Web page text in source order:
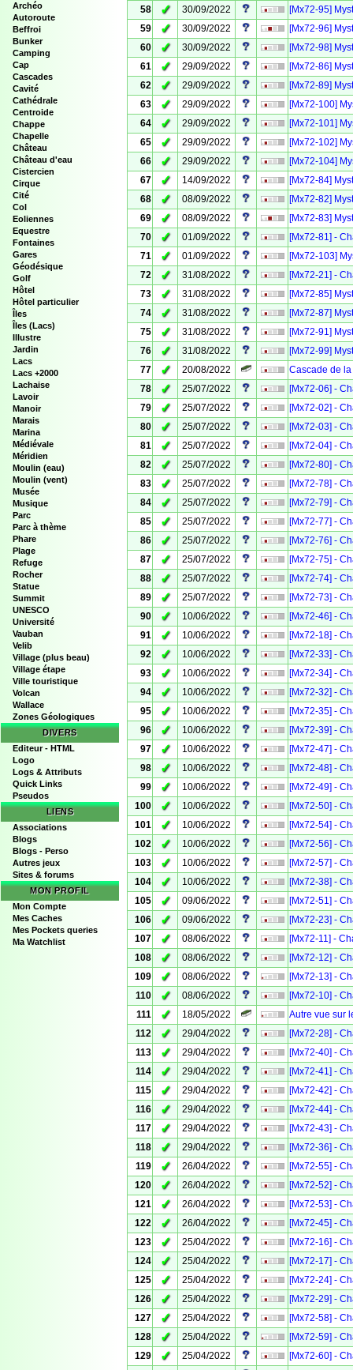
Archéo
Autoroute
Beffroi
Bunker
Camping
Cap
Cascades
Cavité
Cathédrale
Centroide
Chappe
Chapelle
Château
Château d'eau
Cistercien
Cirque
Cité
Col
Eoliennes
Equestre
Fontaines
Gares
Géodésique
Golf
Hôtel
Hôtel particulier
Îles
Îles (Lacs)
Illustre
Jardin
Lacs
Lacs +2000
Lachaise
Lavoir
Manoir
Marais
Marina
Médiévale
Méridien
Moulin (eau)
Moulin (vent)
Musée
Musique
Parc
Parc à thème
Phare
Plage
Refuge
Rocher
Statue
Summit
UNESCO
Université
Vauban
Velib
Village (plus beau)
Village étape
Ville touristique
Volcan
Wallace
Zones Géologiques
DIVERS
Editeur - HTML
Logo
Logs & Attributs
Quick Links
Pseudos
LIENS
Associations
Blogs
Blogs - Perso
Autres jeux
Sites & forums
MON PROFIL
Mon Compte
Mes Caches
Mes Pockets queries
Ma Watchlist
58
✓ 30/09/2022
[Mx72-95]
59
✓ 30/09/2022
[Mx72-96]
60
✓ 30/09/2022
[Mx72-98]
61
✓ 29/09/2022
[Mx72-86]
62
✓ 29/09/2022
[Mx72-89]
63
✓ 29/09/2022
[Mx72-100]
64
✓ 29/09/2022
[Mx72-101]
65
✓ 29/09/2022
[Mx72-102]
66
✓ 29/09/2022
[Mx72-104]
67
✓ 14/09/2022
[Mx72-84]
68
✓ 08/09/2022
[Mx72-82]
69
✓ 08/09/2022
[Mx72-83]
70
✓ 01/09/2022
[Mx72-81] -
71
✓ 01/09/2022
[Mx72-103]
72
✓ 31/08/2022
[Mx72-21] -
73
✓ 31/08/2022
[Mx72-85]
74
✓ 31/08/2022
[Mx72-87]
75
✓ 31/08/2022
[Mx72-91]
76
✓ 31/08/2022
[Mx72-99]
77
✓ 20/08/2022
Cascade de
78
✓ 25/07/2022
[Mx72-06] -
79
✓ 25/07/2022
[Mx72-02] -
80
✓ 25/07/2022
[Mx72-03] -
81
✓ 25/07/2022
[Mx72-04] -
82
✓ 25/07/2022
[Mx72-80] -
83
✓ 25/07/2022
[Mx72-78] -
84
✓ 25/07/2022
[Mx72-79] -
85
✓ 25/07/2022
[Mx72-77] -
86
✓ 25/07/2022
[Mx72-76] -
87
✓ 25/07/2022
[Mx72-75] -
88
✓ 25/07/2022
[Mx72-74] -
89
✓ 25/07/2022
[Mx72-73] -
90
✓ 10/06/2022
[Mx72-46] -
91
✓ 10/06/2022
[Mx72-18] -
92
✓ 10/06/2022
[Mx72-33] -
93
✓ 10/06/2022
[Mx72-34] -
94
✓ 10/06/2022
[Mx72-32] -
95
✓ 10/06/2022
[Mx72-35] -
96
✓ 10/06/2022
[Mx72-39] -
97
✓ 10/06/2022
[Mx72-47] -
98
✓ 10/06/2022
[Mx72-48] -
99
✓ 10/06/2022
[Mx72-49] -
100
✓ 10/06/2022
[Mx72-50] -
101
✓ 10/06/2022
[Mx72-54] -
102
✓ 10/06/2022
[Mx72-56] -
103
✓ 10/06/2022
[Mx72-57] -
104
✓ 10/06/2022
[Mx72-38] -
105
✓ 09/06/2022
[Mx72-51] -
106
✓ 09/06/2022
[Mx72-23] -
107
✓ 08/06/2022
[Mx72-11] -
108
✓ 08/06/2022
[Mx72-12] -
109
✓ 08/06/2022
[Mx72-13] -
110
✓ 08/06/2022
[Mx72-10] -
111
✓ 18/05/2022
Autre vue sur
112
✓ 29/04/2022
[Mx72-28] -
113
✓ 29/04/2022
[Mx72-40] -
114
✓ 29/04/2022
[Mx72-41] -
115
✓ 29/04/2022
[Mx72-42] -
116
✓ 29/04/2022
[Mx72-44] -
117
✓ 29/04/2022
[Mx72-43] -
118
✓ 29/04/2022
[Mx72-36] -
119
✓ 26/04/2022
[Mx72-55] -
120
✓ 26/04/2022
[Mx72-52] -
121
✓ 26/04/2022
[Mx72-53] -
122
✓ 26/04/2022
[Mx72-45] -
123
✓ 25/04/2022
[Mx72-16] -
124
✓ 25/04/2022
[Mx72-17] -
125
✓ 25/04/2022
[Mx72-24] -
126
✓ 25/04/2022
[Mx72-29] -
127
✓ 25/04/2022
[Mx72-58] -
128
✓ 25/04/2022
[Mx72-59] -
129
✓ 25/04/2022
[Mx72-60] -